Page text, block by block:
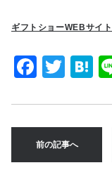
ギフトショーWEBサ
F
c
e
b
T
it
te
r
H
e
n
a
前の記事へ